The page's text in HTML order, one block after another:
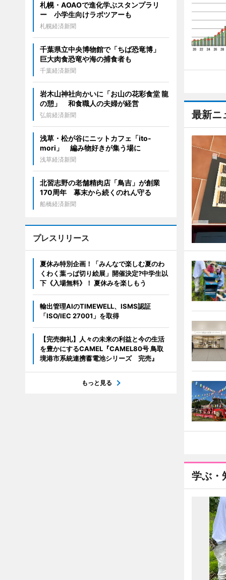
最新ニ
学ぶ・
札幌・AOAOで進化学ぶスタンプラリ
ー 小学生向けラボツアーも
札幌経済新聞
千葉県立中央博物館で「ちば恐竜博」
巨大肉食恐竜や海の捕食者も
千葉経済新聞
岩木山神社向かいに「お山の花彩食堂 龍
の憩」 和食職人の夫婦が経営
弘前経済新聞
浅草・松が谷にニットカフェ「ito-
mori」 編み物好きが集う場に
浅草経済新聞
北習志野の老舗精肉店「鳥吉」が創業
170周年 幕末から続くのれん守る
船橋経済新聞
プレスリリース
夏休み特別企画！「みんなで楽しむ夏のわ
くわく葉っぱ切り絵展」開催決定?中学生以
下《入場無料》！ 夏休みを楽しもう
輸出管理AIのTIMEWELL、ISMS認証
「ISO/IEC 27001」を取得
【完売御礼】人々の未来の利益と今の生活
を豊かにするCAMEL『CAMEL80号 鳥取
境港市系統連携蓄電池シリーズ 完売』
もっと見る